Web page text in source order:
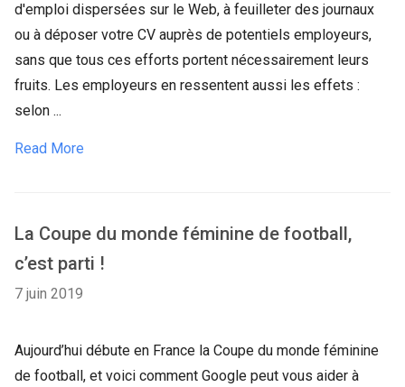
d'emploi dispersées sur le Web, à feuilleter des journaux
ou à déposer votre CV auprès de potentiels employeurs,
sans que tous ces efforts portent nécessairement leurs
fruits. Les employeurs en ressentent aussi les effets :
selon ...
Read More
La Coupe du monde féminine de football,
c’est parti !
7 juin 2019
Aujourd’hui débute en France la Coupe du monde féminine
de football, et voici comment Google peut vous aider à